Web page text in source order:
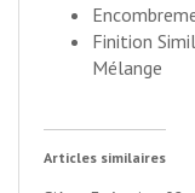
Finition
Mélange
Articles similaires